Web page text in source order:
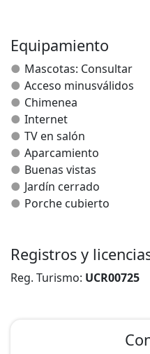
Las casas se distribuyen
baja cuenta con cocina,
amplio comedor, una
segunda planta, dispone
un baño. Porche cubierto
amplio jardín con 2
de wiffi gratis
Equipamiento
Mascotas: Consultar
Acceso minusválidos
Chimenea
Internet
TV en salón
Aparcamiento
Buenas vistas
Jardín cerrado
Porche cubierto
Registros y
Reg. Turismo: UCR00725